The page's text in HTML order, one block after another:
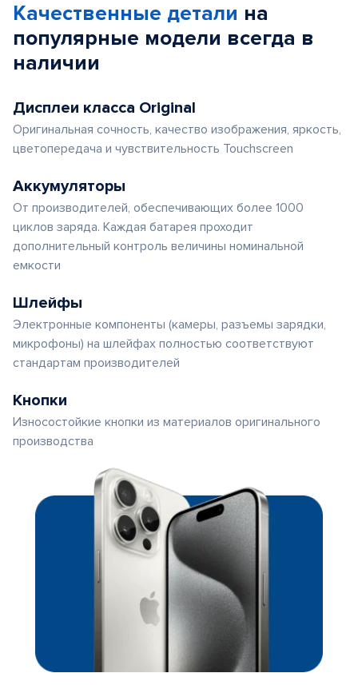
Качественные детали на
популярные модели всегда в
наличии
Дисплеи класса Original
Оригинальная сочность, качество изображения, яркость,
цветопередача и чувствительность Touchscreen
Аккумуляторы
От производителей, обеспечивающих более 1000
циклов заряда. Каждая батарея проходит
дополнительный контроль величины номинальной
емкости
Шлейфы
Электронные компоненты (камеры, разъемы зарядки,
микрофоны) на шлейфах полностью соответствуют
стандартам производителей
Кнопки
Износостойкие кнопки из материалов оригинального
производства